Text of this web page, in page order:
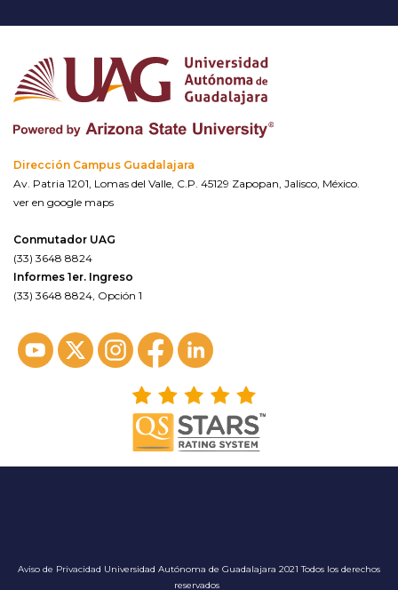
Dirección Campus Guadalajara
Av. Patria 1201, Lomas del Valle, C.P. 45129 Zapopan, Jalisco, México.
ver en google maps
Conmutador UAG
(33) 3648 8824
Informes 1er. Ingreso
(33) 3648 8824, Opción 1
Aviso de Privacidad Universidad Autónoma de Guadalajara 2021 Todos los derechos
reservados